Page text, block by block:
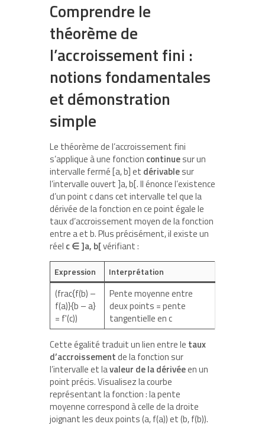
Comprendre le
théorème de
l’accroissement fini :
notions fondamentales
et démonstration
simple
Le théorème de l’accroissement fini
s’applique à une fonction continuesur un
intervalle fermé [a, b] et dérivablesur
l’intervalle ouvert ]a, b[. Il énonce l’existence
d’un point c dans cet intervalle tel que la
dérivée de la fonction en ce point égale le
taux d’accroissement moyen de la fonction
entre a et b. Plus précisément, il existe un
réel c ∈ ]a, b[vérifiant :
Expression Interprétation
(frac{f(b) –
f(a)}{b – a}
= f'(c))
Pente moyenne entre
deux points = pente
tangentielle en c
Cette égalité traduit un lien entre le taux
d’accroissementde la fonction sur
l’intervalle et lavaleur de la dérivéeen un
point précis. Visualisez la courbe
représentant la fonction : la pente
moyenne correspond à celle de la droite
joignant les deux points (a, f(a)) et (b, f(b)).